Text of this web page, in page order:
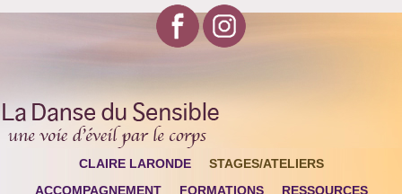
CLAIRE LARONDE
STAGES/ATELIERS
ACCOMPAGNEMENT
FORMATIONS
RESSOURCES